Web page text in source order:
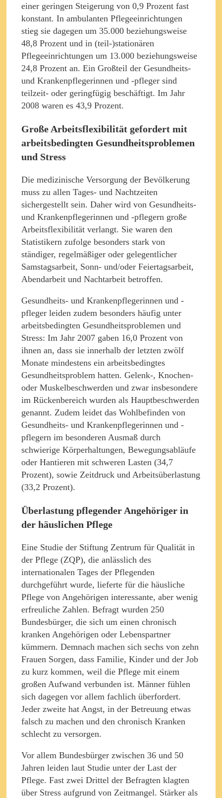
einer geringen Steigerung von 0,9 Prozent fast
konstant. In ambulanten Pflegeeinrichtungen
stieg sie dagegen um 35.000 beziehungsweise
48,8 Prozent und in (teil-)stationären
Pflegeeinrichtungen um 13.000 beziehungsweise
24,8 Prozent an. Ein Großteil der Gesundheits-
und Krankenpflegerinnen und -pfleger sind
teilzeit- oder geringfügig beschäftigt. Im Jahr
2008 waren es 43,9 Prozent.
Große Arbeitsflexibilität gefordert mit
arbeitsbedingten Gesundheitsproblemen
und Stress
Die medizinische Versorgung der Bevölkerung
muss zu allen Tages- und Nachtzeiten
sichergestellt sein. Daher wird von Gesundheits-
und Krankenpflegerinnen und -pflegern große
Arbeitsflexibilität verlangt. Sie waren den
Statistikern zufolge besonders stark von
ständiger, regelmäßiger oder gelegentlicher
Samstagsarbeit, Sonn- und/oder Feiertagsarbeit,
Abendarbeit und Nachtarbeit betroffen.
Gesundheits- und Krankenpflegerinnen und -
pfleger leiden zudem besonders häufig unter
arbeitsbedingten Gesundheitsproblemen und
Stress: Im Jahr 2007 gaben 16,0 Prozent von
ihnen an, dass sie innerhalb der letzten zwölf
Monate mindestens ein arbeitsbedingtes
Gesundheitsproblem hatten. Gelenk-, Knochen-
oder Muskelbeschwerden und zwar insbesondere
im Rückenbereich wurden als Hauptbeschwerden
genannt. Zudem leidet das Wohlbefinden von
Gesundheits- und Krankenpflegerinnen und -
pflegern im besonderen Ausmaß durch
schwierige Körperhaltungen, Bewegungsabläufe
oder Hantieren mit schweren Lasten (34,7
Prozent), sowie Zeitdruck und Arbeitsüberlastung
(33,2 Prozent).
Überlastung pflegender Angehöriger in
der häuslichen Pflege
Eine Studie der Stiftung Zentrum für Qualität in
der Pflege (ZQP), die anlässlich des
internationalen Tages der Pflegenden
durchgeführt wurde, lieferte für die häusliche
Pflege von Angehörigen interessante, aber wenig
erfreuliche Zahlen. Befragt wurden 250
Bundesbürger, die sich um einen chronisch
kranken Angehörigen oder Lebenspartner
kümmern. Demnach machen sich sechs von zehn
Frauen Sorgen, dass Familie, Kinder und der Job
zu kurz kommen, weil die Pflege mit einem
großen Aufwand verbunden ist. Männer fühlen
sich dagegen vor allem fachlich überfordert.
Jeder zweite hat Angst, in der Betreuung etwas
falsch zu machen und den chronisch Kranken
schlecht zu versorgen.
Vor allem Bundesbürger zwischen 36 und 50
Jahren leiden laut Studie unter der Last der
Pflege. Fast zwei Drittel der Befragten klagten
über Stress aufgrund von Zeitmangel. Stärker als